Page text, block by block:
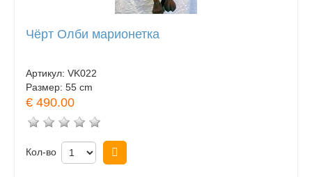
Чёрт Олби марионетка
Артикул: VK022
Размер: 55 cm
€ 490.00
Кол-во